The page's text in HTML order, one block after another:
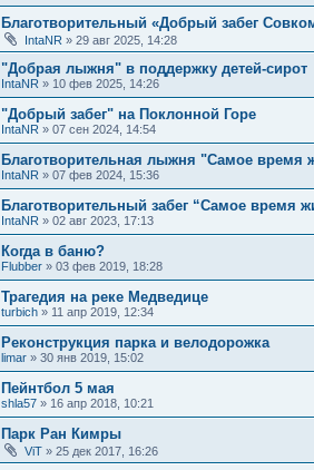
Благотворительный «Добрый забег
IntaNR » 29 авг 2025, 14:28
"Добрая лыжня" в поддержку детей-сирот
IntaNR » 10 фев 2025, 14:26
"Добрый забег" на Поклонной Горе
IntaNR » 07 сен 2024, 14:54
Благотворительная лыжня "Самое время
IntaNR » 07 фев 2024, 15:36
Благотворительный забег “Самое время
IntaNR » 02 авг 2023, 17:13
Когда в баню?
Flubber » 03 фев 2019, 18:28
Трагедия на реке Медведице
turbich » 11 апр 2019, 12:34
Реконструкция парка и велодорожка
limar » 30 янв 2019, 15:02
Пейнтбол 5 мая
shla57 » 16 апр 2018, 10:21
Парк Ран Кимры
ViT » 25 дек 2017, 16:26